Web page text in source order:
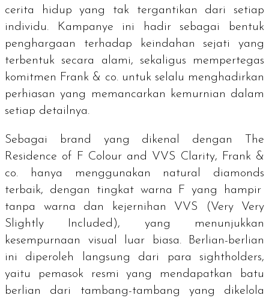
cerita hidup yang tak tergantikan dari setiap
individu. Kampanye ini
hadir sebagai bentuk
penghargaan terhadap keindahan sejati yang
terbentuk secara alami, sekaligus mempertegas
komitmen Frank & co. untuk selalu menghadirkan
perhiasan yang memancarkan kemurnian dalam
setiap detailnya.
Sebagai brand yang dikenal dengan
The
Residence of F Colour and VVS Clarity, Frank &
co. hanya menggunakan natural diamonds
terbaik, dengan tingkat warna F yang hampir
tanpa warna dan kejernihan VVS ( Very Very
Slightly Included ), yang menunjukkan
kesempurnaan visual luar biasa. Berlian-berlian
ini diperoleh langsung dari para sightholders,
yaitu pemasok resmi yang mendapatkan batu
berlian dari tambang-tambang yang dikelola